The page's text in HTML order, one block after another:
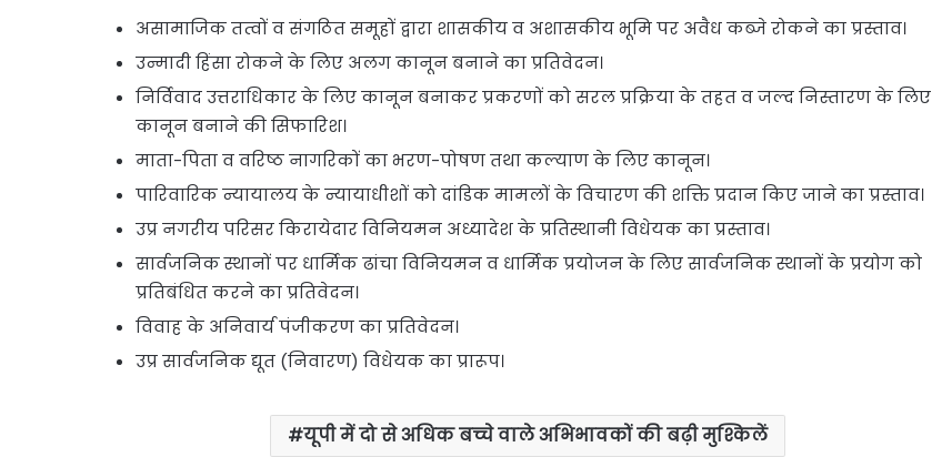
असामाजिक तत्वों व संगठित समूहों द्वारा शासकीय व अशासकीय भूमि पर अवैध कब्जे रोकने का प्रस्ताव।
उन्मादी हि‍ंसा रोकने के लिए अलग कानून बनाने का प्रतिवेदन।
निर्विवाद उत्तराधिकार के लिए कानून बनाकर प्रकरणों को सरल प्रक्रिया के तहत व जल्द निस्तारण के लिए
कानून बनाने की सिफारिश।
माता-पिता व वरिष्ठ नागरिकों का भरण-पोषण तथा कल्याण के लिए कानून।
पारिवारिक न्यायालय के न्यायाधीशों को दांडिक मामलों के विचारण की शक्ति प्रदान किए जाने का प्रस्ताव।
उप्र नगरीय परिसर किरायेदार विनियमन अध्यादेश के प्रतिस्थानी विधेयक का प्रस्ताव।
सार्वजनिक स्थानों पर धार्मिक ढांचा विनियमन व धार्मिक प्रयोजन के लिए सार्वजनिक स्थानों के प्रयोग को
प्रतिबंधित करने का प्रतिवेदन।
विवाह के अनिवार्य पंजीकरण का प्रतिवेदन।
उप्र सार्वजनिक द्यूत (निवारण) विधेयक का प्रारूप।
यूपी में दो से अधिक बच्चे वाले अभिभावकों की बढ़ी मुश्किलें